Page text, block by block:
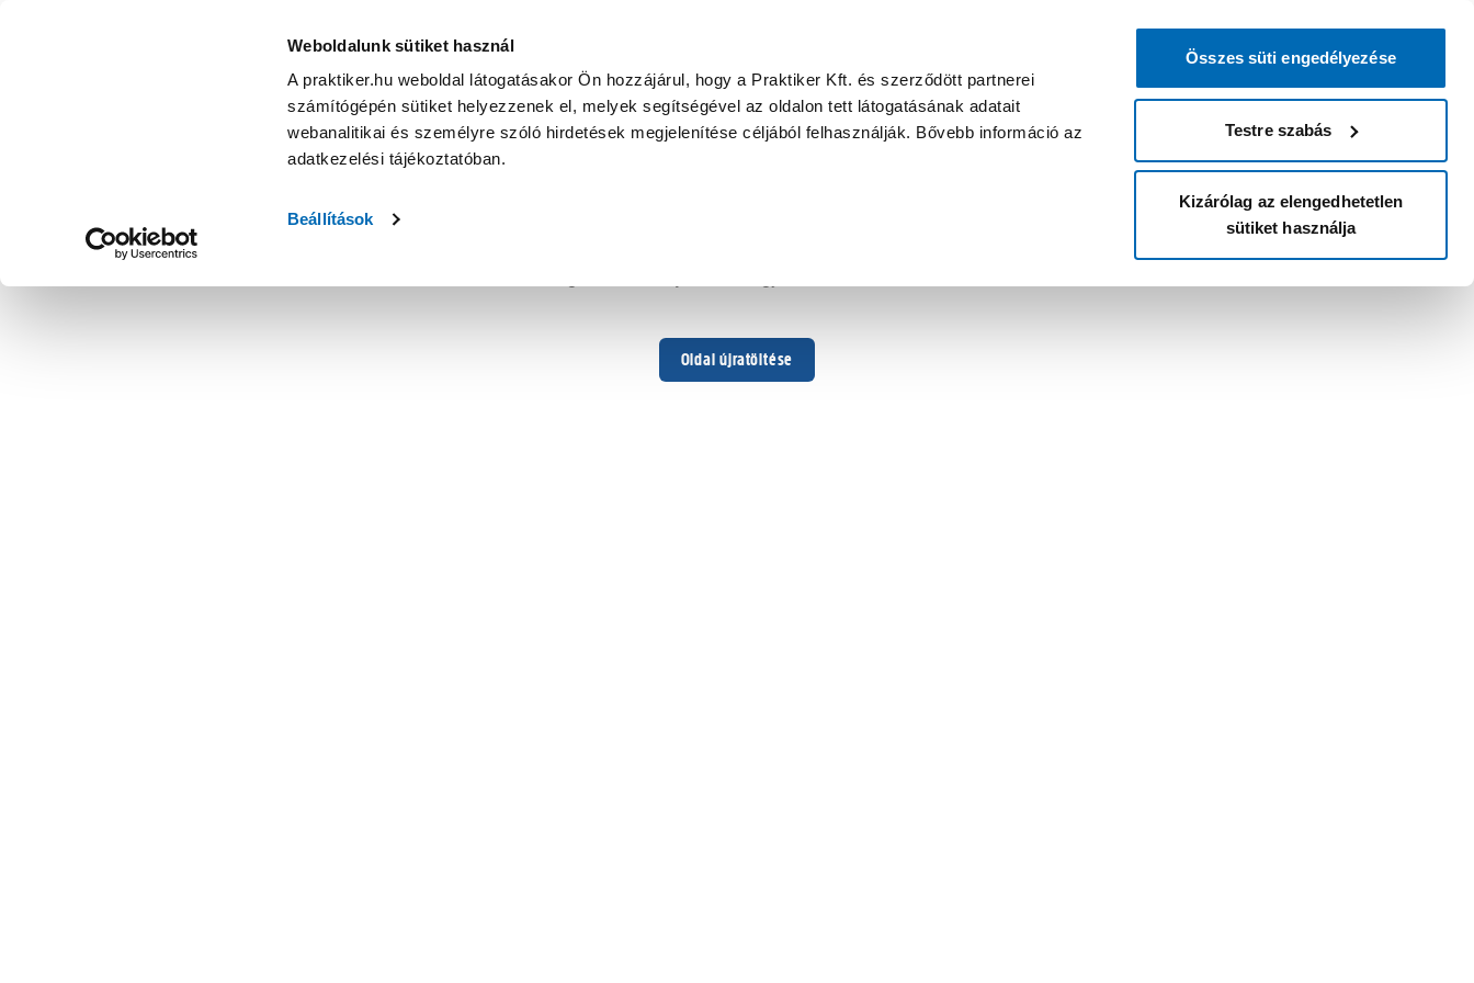
Weboldalunk sütiket használ
A praktiker.hu weboldal látogatásakor Ön hozzájárul, hogy a Praktiker Kft. és szerződött partnerei
számítógépén sütiket helyezzenek el, melyek segítségével az oldalon tett látogatásának adatait
webanalitikai és személyre szóló hirdetések megjelenítése céljából felhasználják. Bővebb információ az
adatkezelési tájékoztatóban.
Beállítások
Összes süti engedélyezése
Testre szabás
Kizárólag az elengedhetetlen
sütiket használja
Oldal újratöltése